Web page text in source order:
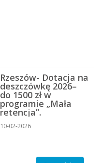
Rzeszów- Dotacja na
deszczówkę 2026–
do 1500 zł w
programie „Mała
retencja”.
10-02-2026